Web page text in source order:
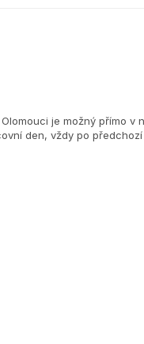
je možný přímo v
den, vždy po předchozí